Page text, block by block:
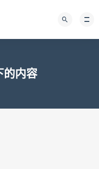
的内容